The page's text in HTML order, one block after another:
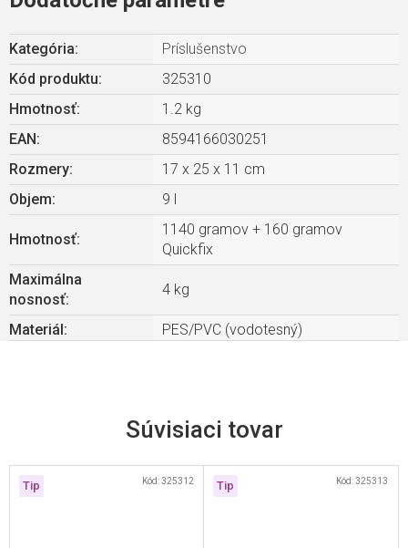
Súvisiaci tovar
Tip Kód:325312 Tip Kód:325313
Kategória:
Príslušenstvo
Kód produktu:
325310
Hmotnosť:
1.2 kg
EAN :
8594166030251
Rozmery:
17 x 25 x 11 cm
Objem: 9 l
Hmotnosť:
1140 gramov + 160 gramov
Quickfix
Maximálna
nosnosť:
4 kg
Materiál : PES/PVC (vodotesný)